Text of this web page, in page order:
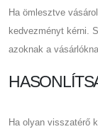
Ha ömlesztve
kedvezményt kérni.
azoknak a
Ha olyan visszatérő